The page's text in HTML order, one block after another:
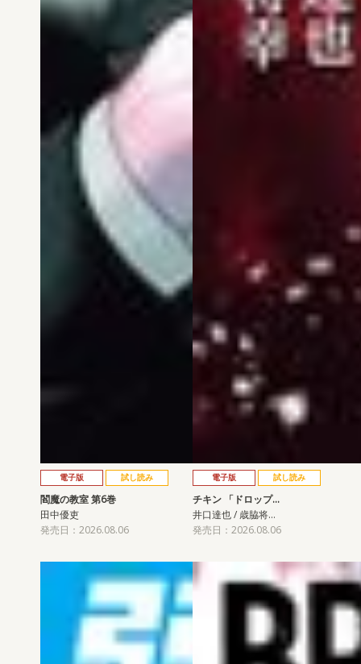
電子版 試し読み
閻魔の教室 第6巻
田中優吏
発売日：2026.08.06
電子版 試し読み
チキン 「ドロップ…
井口達也 / 歳脇将…
発売日：2026.08.06